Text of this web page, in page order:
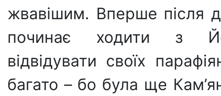
жвавішим. Вперше після
починає ходити з
відвідувати своїх
багато – бо була ще